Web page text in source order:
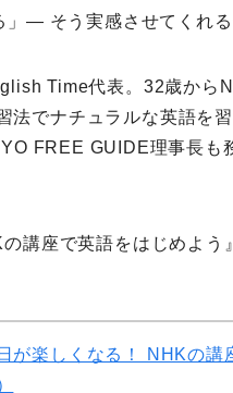
― そう実感させてくれる
Time代表 。32歳から
法でナチュラルな英語を習
FREE GUIDE理事長 も
講座で英語をはじめよう』
が楽しくなる！ NHKの講